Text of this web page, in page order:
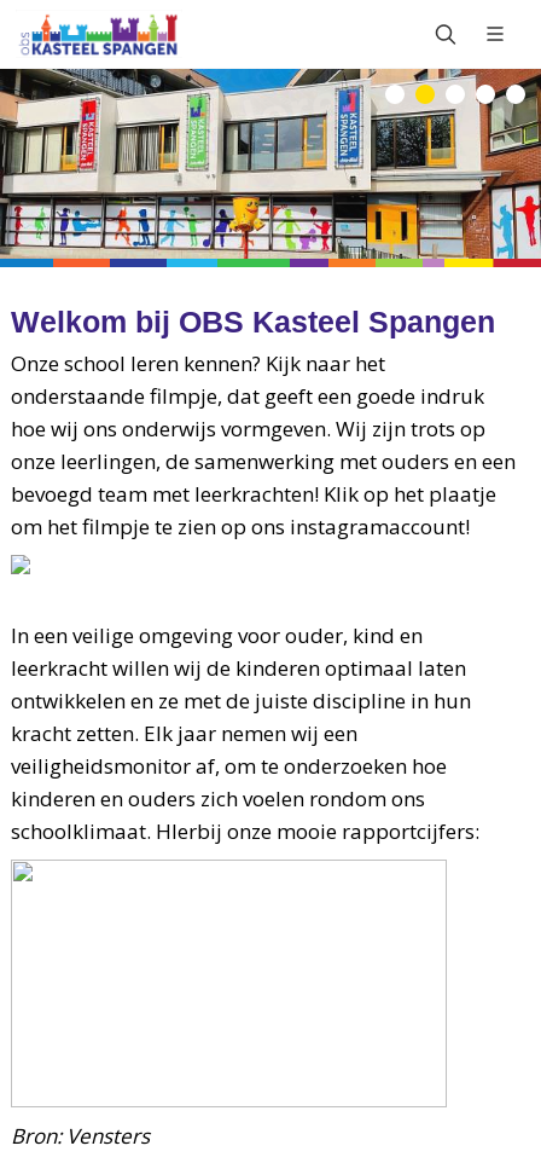
Welkom bij OBS Kasteel Spangen
Onze school leren kennen? Kijk naar het
onderstaande filmpje, dat geeft een goede indruk
hoe wij ons onderwijs vormgeven. Wij zijn trots op
onze leerlingen, de samenwerking met ouders en een
bevoegd team met leerkrachten! Klik op het plaatje
om het filmpje te zien op ons instagramaccount!
In een veilige omgeving voor ouder, kind en
leerkracht willen wij de kinderen optimaal laten
ontwikkelen en ze met de juiste discipline in hun
kracht zetten. Elk jaar nemen wij een
veiligheidsmonitor af, om te onderzoeken hoe
kinderen en ouders zich voelen rondom ons
schoolklimaat. HIerbij onze mooie rapportcijfers:
Bron: Vensters